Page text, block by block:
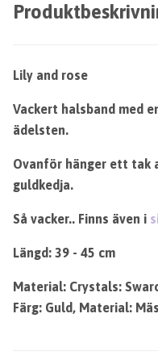
Lily and rose
Vackert halsband med
ädelsten.
Ovanför hänger ett tak
guldkedja.
Så vacker.. Finns även i
Längd: 39 - 45 cm
Material: Crystals:
Färg: Guld, Material: